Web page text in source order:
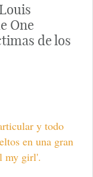
One
de los
y todo
en una gran
my girl'.